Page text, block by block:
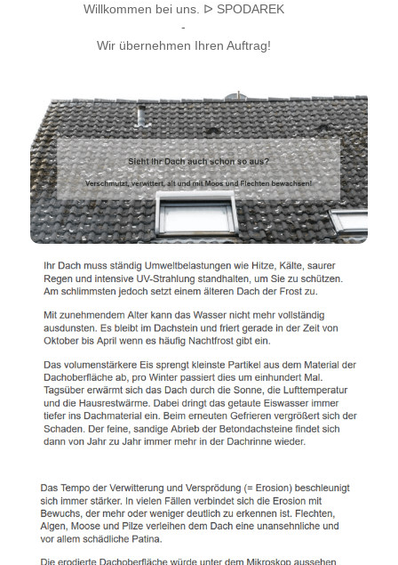
Willkommen bei uns. ᐅ SPODAREK
-
Wir übernehmen Ihren Auftrag!